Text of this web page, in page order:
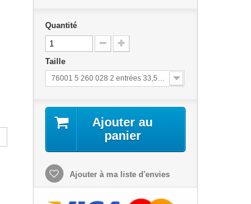
Quantité
Taille
76001 5 260 028 2 entrées 33,5x33,5 Inox 1
Ajouter au
panier
Ajouter à ma liste d'envies